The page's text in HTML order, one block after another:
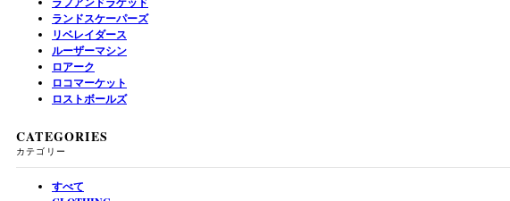
ランドスケーパーズ
リベレイダース
ルーザーマシン
ロアーク
ロコマーケット
ロストボールズ
CATEGORIES
カテゴリー
すべて